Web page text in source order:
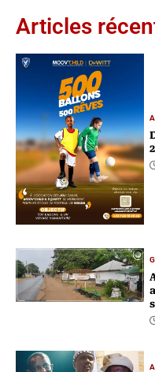
Articles